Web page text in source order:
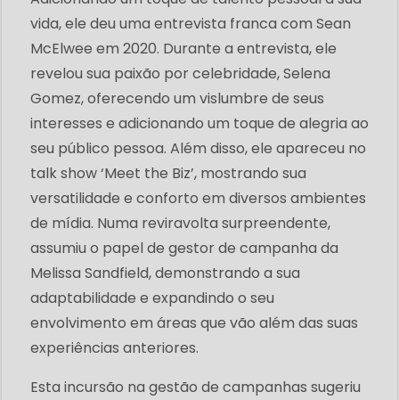
vida, ele deu uma entrevista franca com Sean
McElwee em 2020. Durante a entrevista, ele
revelou sua paixão por celebridade, Selena
Gomez, oferecendo um vislumbre de seus
interesses e adicionando um toque de alegria ao
seu público pessoa. Além disso, ele apareceu no
talk show ‘Meet the Biz’, mostrando sua
versatilidade e conforto em diversos ambientes
de mídia. Numa reviravolta surpreendente,
assumiu o papel de gestor de campanha da
Melissa Sandfield, demonstrando a sua
adaptabilidade e expandindo o seu
envolvimento em áreas que vão além das suas
experiências anteriores.
Esta incursão na gestão de campanhas sugeriu